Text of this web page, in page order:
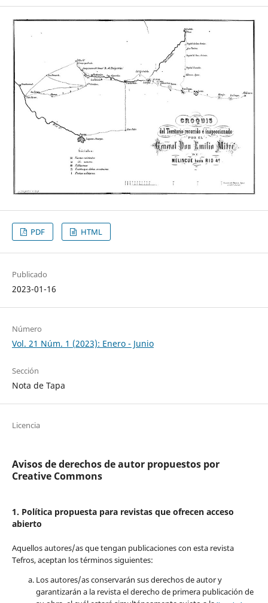
PDF HTML
Publicado
2023-01-16
Número
Vol. 21 Núm. 1 (2023): Enero - Junio
Sección
Nota de Tapa
Licencia
Avisos de derechos de autor propuestos por
Creative Commons
1. Política propuesta para revistas que ofrecen acceso
abierto
Aquellos autores/as que tengan publicaciones con esta revista
Tefros, aceptan los términos siguientes:
Los autores/as conservarán sus derechos de autor y
garantizarán a la revista el derecho de primera publicación de